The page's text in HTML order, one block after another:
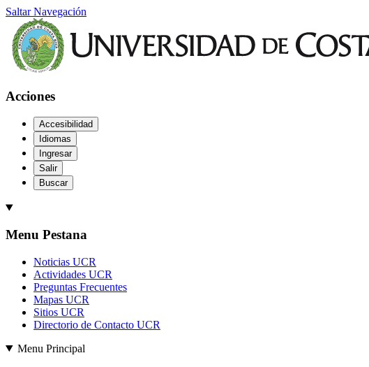
Saltar Navegación
Acciones
Accesibilidad
Idiomas
Ingresar
Salir
Buscar
Menu Pestana
Noticias UCR
Actividades UCR
Preguntas Frecuentes
Mapas UCR
Sitios UCR
Directorio de Contacto UCR
Menu Principal